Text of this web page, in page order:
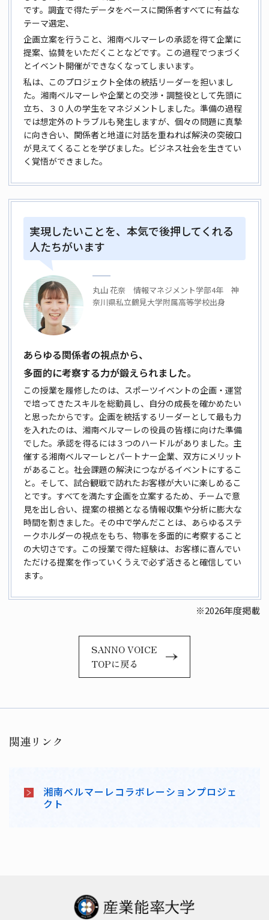
です。調査で得たデータをベースに関係者すべてに有益な
テーマ選定、
企画立案を行うこと、湘南ベルマーレの承認を得て企業に
提案、協賛をいただくことなどです。この過程でつまづく
とイベント開催ができなくなってしまいます。
私は、このプロジェクト全体の統括リーダーを担いまし
た。湘南ベルマーレや企業との交渉・調整役として先頭に
立ち、３０人の学生をマネジメントしました。準備の過程
では想定外のトラブルも発生しますが、個々の問題に真摯
に向き合い、関係者と地道に対話を重ねれば解決の突破口
が見えてくることを学びま した。ビジネス社会を生きてい
く覚悟ができました。
実現したいことを、本気で後押してくれる
人たちがいます
丸山 花奈 情報マネジメント学部4年 神
奈川県私立鶴見大学附属高等学校出身
あらゆる関係者の視点から、
多面的に考察する力が鍛えられました。
この授業を履修したのは、スポーツイベントの企画・運営
で培ってきたスキルを総動員し、自分の成長を確かめたい
と思ったからです。企画を統括するリーダーとして最も力
を入れたのは、湘南ベルマーレの役員の皆様に向けた準備
でした。承認を得るには３つのハードルがありました。主
催する湘南ベルマーレとパートナー企業、双方にメリット
があるこ と。社会課題の解決につながるイベントにするこ
と。そして、試合観戦で訪れたお客様が大いに楽しめるこ
とです。すべてを満たす企画を立案するため、チームで意
見を出し合い、提案の根拠となる情報収集や分析に膨大な
時間を割きました。その中で学んだことは、あらゆるステ
ークホルダーの視点をもち、物事を多面的に考察すること
の大切さです。この授業で得た経験は、お客様に喜んでい
ただける提案を作っていくうえで必ず活きると確信してい
ます。
※2026年度掲載
SANNO VOICE
TOPに戻る
関連リンク
湘南ベルマーレコラボレーションプロジェ
クト